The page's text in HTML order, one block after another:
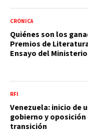
CRÓNICA
Quiénes son los
Premios de
Ensayo del
RFI
Venezuela: inicio de
gobierno y oposición
transición